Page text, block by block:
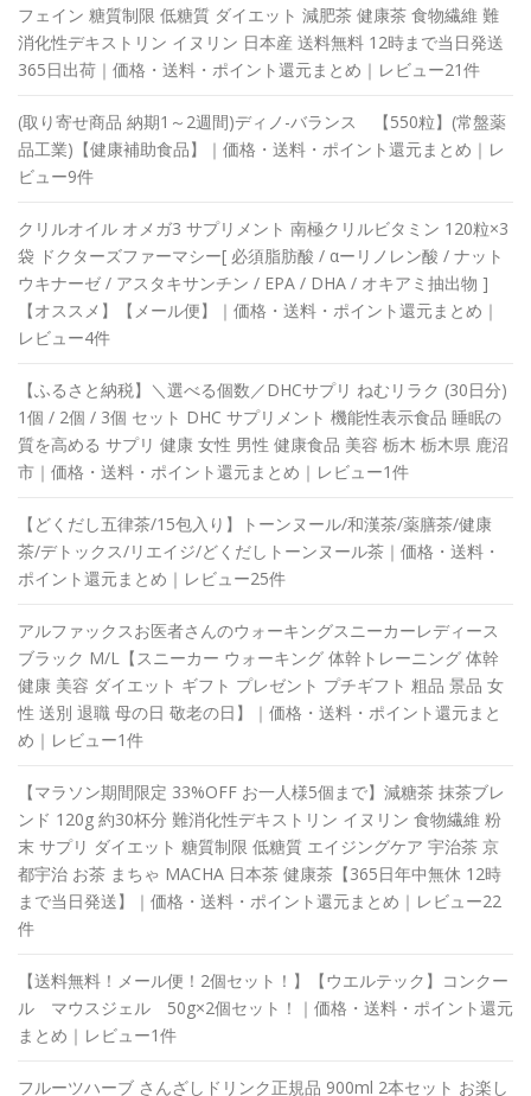
フェイン 糖質制限 低糖質 ダイエット 減肥茶 健康茶 食物繊維 難
消化性デキストリン イヌリン 日本産 送料無料 12時まで当日発送
365日出荷｜価格・送料・ポイント還元まとめ｜レビュー21件
(取り寄せ商品 納期1～2週間)ディノ-バランス 【550粒】(常盤薬
品工業)【健康補助食品】｜価格・送料・ポイント還元まとめ｜レ
ビュー9件
クリルオイル オメガ3 サプリメント 南極クリルビタミン 120粒×3
袋 ドクターズファーマシー[ 必須脂肪酸 / αーリノレン酸 / ナット
ウキナーゼ / アスタキサンチン / EPA / DHA / オキアミ抽出物 ]
【オススメ】【メール便】｜価格・送料・ポイント還元まとめ｜
レビュー4件
【ふるさと納税】＼選べる個数／DHCサプリ ねむリラク (30日分)
1個 / 2個 / 3個 セット DHC サプリメント 機能性表示食品 睡眠の
質を高める サプリ 健康 女性 男性 健康食品 美容 栃木 栃木県 鹿沼
市｜価格・送料・ポイント還元まとめ｜レビュー1件
【どくだし五律茶/15包入り】トーンヌール/和漢茶/薬膳茶/健康
茶/デトックス/リエイジ/どくだしトーンヌール茶｜価格・送料・
ポイント還元まとめ｜レビュー25件
アルファックスお医者さんのウォーキングスニーカーレディース
ブラック M/L【スニーカー ウォーキング 体幹トレーニング 体幹
健康 美容 ダイエット ギフト プレゼント プチギフト 粗品 景品 女
性 送別 退職 母の日 敬老の日】｜価格・送料・ポイント還元まと
め｜レビュー1件
【マラソン期間限定 33%OFF お一人様5個まで】減糖茶 抹茶ブレ
ンド 120g 約30杯分 難消化性デキストリン イヌリン 食物繊維 粉
末 サプリ ダイエット 糖質制限 低糖質 エイジングケア 宇治茶 京
都宇治 お茶 まちゃ MACHA 日本茶 健康茶【365日年中無休 12時
まで当日発送】｜価格・送料・ポイント還元まとめ｜レビュー22
件
【送料無料！メール便！2個セット！】【ウエルテック】コンクー
ル マウスジェル 50g×2個セット！｜価格・送料・ポイント還元
まとめ｜レビュー1件
フルーツハーブ さんざしドリンク正規品 900ml 2本セット お楽し